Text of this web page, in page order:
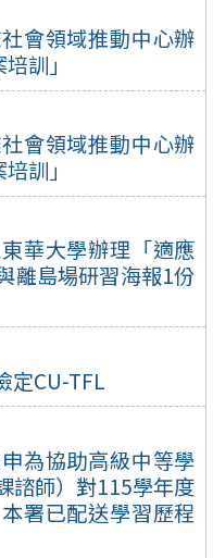
會領域推動中心辦
訓」
會領域推動中心辦
訓」
華大學辦理「適應
離島場研習海報1份
定CU-TFL
為協助高級中等學
諮師）對115學年度
署已配送學習歷程